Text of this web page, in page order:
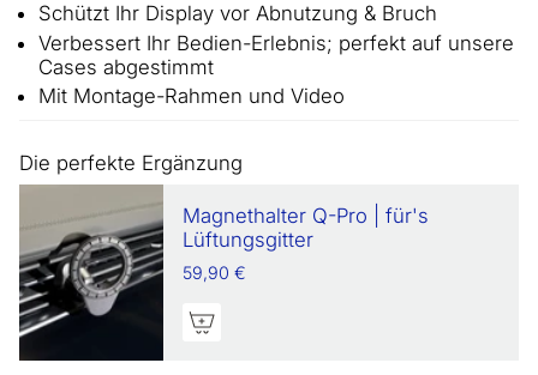
Schützt Ihr Display vor Abnutzung & Bruch
Verbessert Ihr Bedien-Erlebnis; perfekt auf unsere
Cases abgestimmt
Mit Montage-Rahmen und Video
Die perfekte Ergänzung
Magnethalter Q-Pro | für's
Lüftungsgitter
59,90 €